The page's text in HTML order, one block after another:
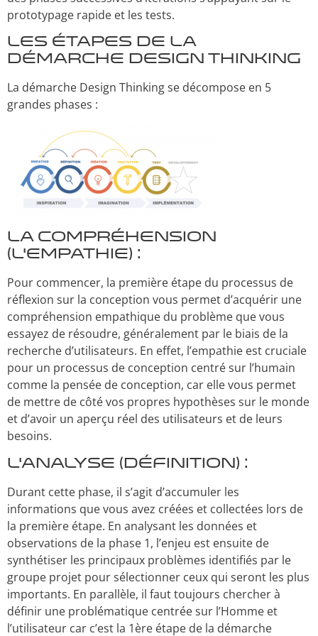
prototypage rapide et les tests.
Les étapes de la
démarche design thinking
La démarche Design Thinking se décompose en 5
grandes phases :
La compréhension
(L’empathie) :
Pour commencer, la première étape du processus de
réflexion sur la conception vous permet d’acquérir une
compréhension empathique du problème que vous
essayez de résoudre, généralement par le biais de la
recherche d’utilisateurs. En effet, l’empathie est cruciale
pour un processus de conception centré sur l’humain
comme la pensée de conception, car elle vous permet
de mettre de côté vos propres hypothèses sur le monde
et d’avoir un aperçu réel des utilisateurs et de leurs
besoins.
L’analyse (Définition) :
Durant cette phase, il s’agit d’accumuler les
informations que vous avez créées et collectées lors de
la première étape. En analysant les données et
observations de la phase 1, l’enjeu est ensuite de
synthétiser les principaux problèmes identifiés par le
groupe projet pour sélectionner ceux qui seront les plus
importants. En parallèle, il faut toujours chercher à
définir une problématique centrée sur l’Homme et
l’utilisateur car c’est la 1ère étape de la démarche